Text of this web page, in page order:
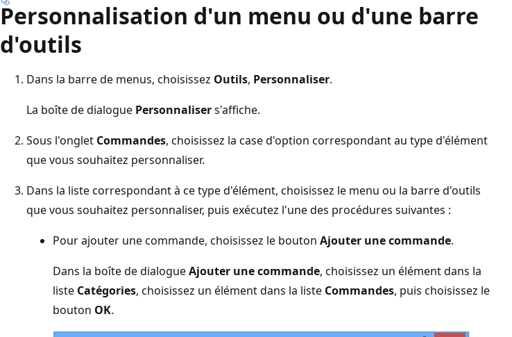
Personnalisation d'un menu ou d'une barre
d'outils
Dans la barre de menus, choisissez Outils, Personnaliser.
La boîte de dialogue Personnalisers'affiche.
Sous l'onglet Commandes, choisissez la case d'option correspondant au type d'élément
que vous souhaitez personnaliser.
Dans la liste correspondant à ce type d'élément, choisissez le menu ou la barre d'outils
que vous souhaitez personnaliser, puis exécutez l'une des procédures suivantes :
Pour ajouter une commande, choisissez le bouton Ajouter une commande.
Dans la boîte de dialogueAjouter une commande, choisissez un élément dans la
liste Catégories, choisissez un élément dans la liste Commandes, puis choisissez le
bouton OK.